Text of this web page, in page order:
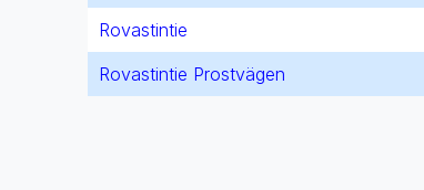
Rovastintie
Rovastintie Prostvägen